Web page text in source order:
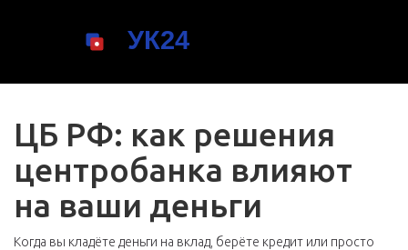
ЦБ РФ: как решения
центробанка влияют
на ваши деньги
Когда вы кладёте деньги на вклад, берёте кредит или просто